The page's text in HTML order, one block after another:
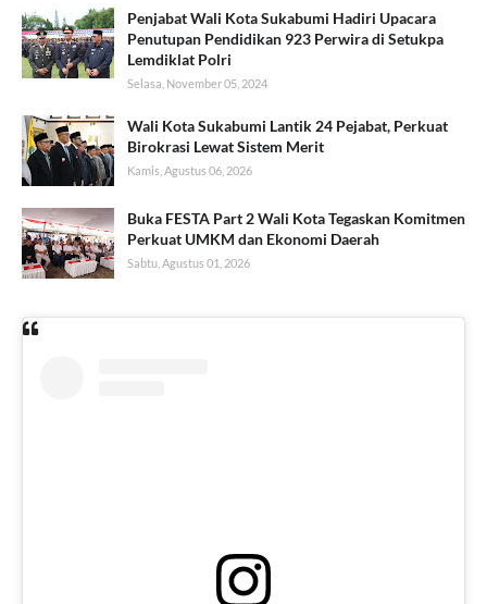
Penjabat Wali Kota Sukabumi Hadiri Upacara
Penutupan Pendidikan 923 Perwira di Setukpa
Lemdiklat Polri
Selasa, November 05, 2024
Wali Kota Sukabumi Lantik 24 Pejabat, Perkuat
Birokrasi Lewat Sistem Merit
Kamis, Agustus 06, 2026
Buka FESTA Part 2 Wali Kota Tegaskan Komitmen
Perkuat UMKM dan Ekonomi Daerah
Sabtu, Agustus 01, 2026